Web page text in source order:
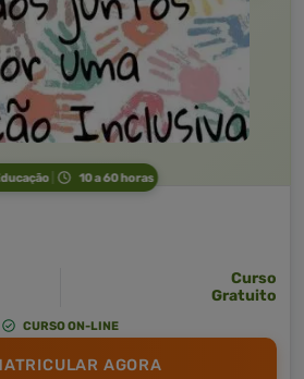
10 a 60 horas
Curso
Gratuito
CURSO ON-LINE
AGORA